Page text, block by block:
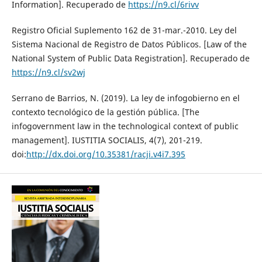
Information]. Recuperado de https://n9.cl/6rivv
Registro Oficial Suplemento 162 de 31-mar.-2010. Ley del
Sistema Nacional de Registro de Datos Públicos. [Law of the
National System of Public Data Registration]. Recuperado de
https://n9.cl/sv2wj
Serrano de Barrios, N. (2019). La ley de infogobierno en el
contexto tecnológico de la gestión pública. [The
infogovernment law in the technological context of public
management]. IUSTITIA SOCIALIS, 4(7), 201-219.
doi:http://dx.doi.org/10.35381/racji.v4i7.395